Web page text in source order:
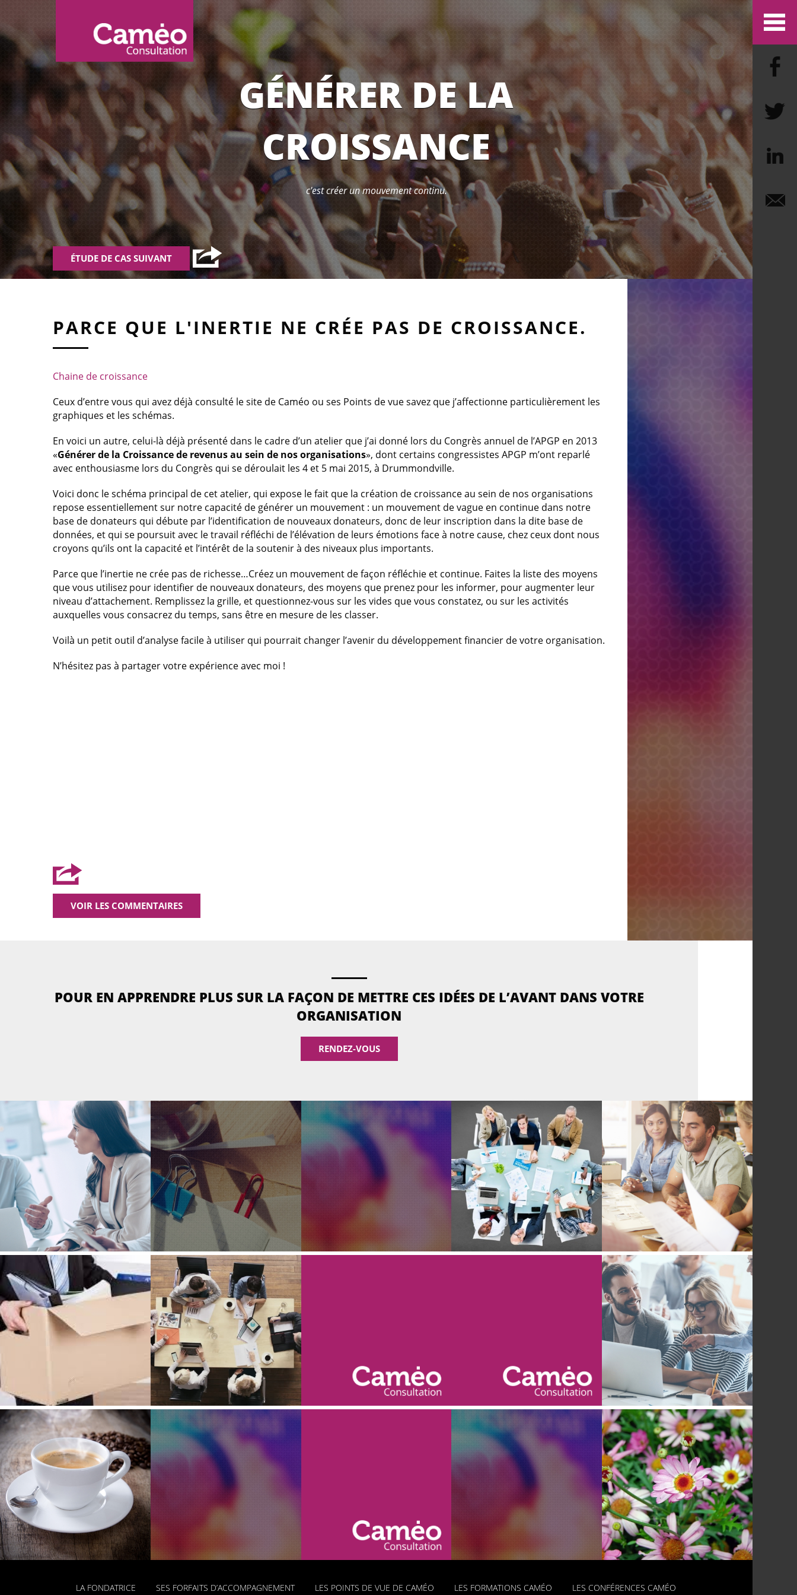
GÉNÉRER DE LA
CROISSANCE
c'est créer un mouvement continu.
ÉTUDE DE CAS SUIVANT
PARCE QUE L'INERTIE NE CRÉE PAS DE CROISSANCE.
Chaine de croissance
Ceux d’entre vous qui avez déjà consulté le site de Caméo ou ses Points de vue savez que j’affectionne particulièrement les
graphiques et les schémas.
En voici un autre, celui-là déjà présenté dans le cadre d’un atelier que j’ai donné lors du Congrès annuel de l’APGP en 2013
«Générer de la Croissance de revenus au sein de nos organisations», dont certains congressistes APGP m’ont reparlé
avec enthousiasme lors du Congrès qui se déroulait les 4 et 5 mai 2015, à Drummondville.
Voici donc le schéma principal de cet atelier, qui expose le fait que la création de croissance au sein de nos organisations
repose essentiellement sur notre capacité de générer un mouvement : un mouvement de vague en continue dans notre
base de donateurs qui débute par l’identification de nouveaux donateurs, donc de leur inscription dans la dite base de
données, et qui se poursuit avec le travail réfléchi de l’élévation de leurs émotions face à notre cause, chez ceux dont nous
croyons qu’ils ont la capacité et l’intérêt de la soutenir à des niveaux plus importants.
Parce que l’inertie ne crée pas de richesse…Créez un mouvement de façon réfléchie et continue. Faites la liste des moyens
que vous utilisez pour identifier de nouveaux donateurs, des moyens que prenez pour les informer, pour augmenter leur
niveau d’attachement. Remplissez la grille, et questionnez-vous sur les vides que vous constatez, ou sur les activités
auxquelles vous consacrez du temps, sans être en mesure de les classer.
Voilà un petit outil d’analyse facile à utiliser qui pourrait changer l’avenir du développement financier de votre organisation.
N’hésitez pas à partager votre expérience avec moi !
VOIR LES COMMENTAIRES
POUR EN APPRENDRE PLUS SUR LA FAÇON DE METTRE CES IDÉES DE L’AVANT DANS VOTRE
ORGANISATION
RENDEZ-VOUS
DES MOTS
PORTEURS DE
FIERTÉ
INVITATION À
ÉLEVER NOTRE
DISCOURS
PHILANTHROPIE ET
IMPACT SOCIAL
LE COVID-19, UNE
OPPORTUNITÉ
POUR LE CONSEIL
DE TESTER SA
GESTION DE RISQUE
LA PLANIFICATION
STRATÉGIQUE
SIMPLIFIÉE
DES MISES À PIED
EN PHILANTHROPIE
?
PRÉSIDER UN OBNL
EST UN RÔLE
FONDAMENTAL
POUR EN FINIR
AVEC LA CHARITÉ
DEVONS-NOUS
PROPOSER DES
PROJETS PRÉCIS À
NOS GRANDS
DONATEURS ?
GÉNÉRER DE LA
CROISSANCE
SE DÉMARQUER EN
COLLECTE DE
FONDS
UN TED TALK
FONDAMENTAL
LA FONDATRICE SES FORFAITS D’ACCOMPAGNEMENT LES POINTS DE VUE DE CAMÉO LES FORMATIONS CAMÉO LES CONFÉRENCES CAMÉO